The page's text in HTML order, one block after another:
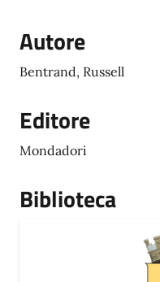
Autore
Bentrand, Russell
Editore
Mondadori
Biblioteca